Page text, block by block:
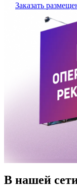
Заказать
В нашей